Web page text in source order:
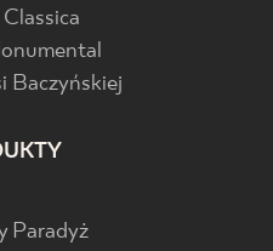
Baczyńskiej
Paradyż